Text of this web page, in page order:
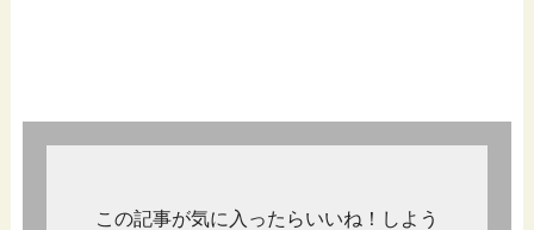
この記事が気に入ったらいいね！しよう